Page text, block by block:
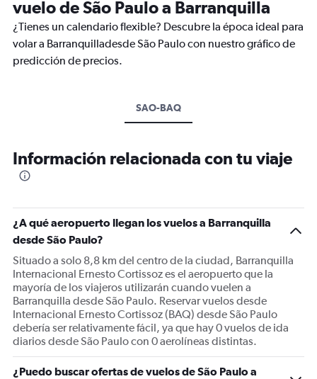
vuelo de São Paulo a Barranquilla
¿Tienes un calendario flexible? Descubre la época ideal para
volar a Barranquilladesde São Paulo con nuestro gráfico de
predicción de precios.
SAO-BAQ
Información relacionada con tu viaje
¿A qué aeropuerto llegan los vuelos a Barranquilla
desde São Paulo?
Situado a solo 8,8 km del centro de la ciudad, Barranquilla
Internacional Ernesto Cortissoz es el aeropuerto que la
mayoría de los viajeros utilizarán cuando vuelen a
Barranquilla desde São Paulo. Reservar vuelos desde
Internacional Ernesto Cortissoz (BAQ) desde São Paulo
debería ser relativamente fácil, ya que hay 0 vuelos de ida
diarios desde São Paulo con 0 aerolíneas distintas.
¿Puedo buscar ofertas de vuelos de São Paulo a